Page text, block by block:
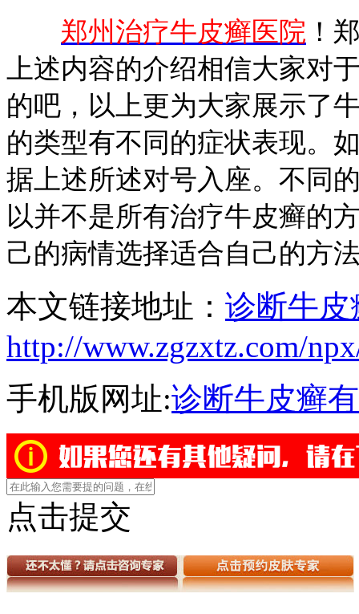
郑州治疗牛皮癣医院 ！
上述内容的介绍相信大家对
的吧，以上更为大家展示了
的类型有不同的症状表现。
据上述所述对号入座。不同
以并不是所有治疗牛皮癣的
己的病情选择适合自己的方
本文链接地址： 诊断牛
http://www.zgzxtz.com/
手机版网址:诊断牛皮癣
点击提交